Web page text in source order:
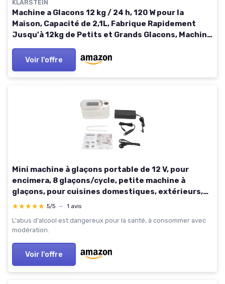
KLARSTEIN
Machine a Glacons 12 kg / 24 h, 120 W pour la
Maison, Capacité de 2,1L, Fabrique Rapidement
Jusqu'à 12kg de Petits et Grands Glacons, Machine
Voir l'offre
Mini machine à glaçons portable de 12 V, pour
encimera, 8 glaçons/cycle, petite machine à
glaçons, pour cuisines domestiques, extérieurs,
restaurants, etc., couleur blanc
★★★★★
★★★★★ 5/5 — 1 avis
L'abus d'alcool est dangereux pour la santé, à consommer avec
modération.
Voir l'offre